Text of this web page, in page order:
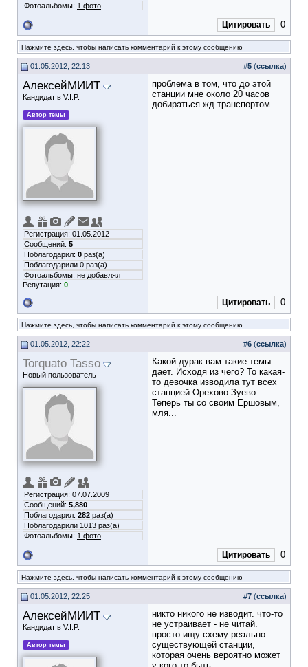
Фотоальбомы: 1 фото
Цитировать 0
Нажмите здесь, чтобы написать комментарий к этому сообщению
01.05.2012, 22:13 #5 (ссылка)
АлексейМИИТ
Кандидат в V.I.P.
Автор темы
Регистрация: 01.05.2012
Сообщений: 5
Поблагодарил: 0 раз(а)
Поблагодарили 0 раз(а)
Фотоальбомы: не добавлял
Репутация: 0
проблема в том, что до этой
станции мне около 20 часов
добираться жд транспортом
Цитировать 0
Нажмите здесь, чтобы написать комментарий к этому сообщению
01.05.2012, 22:22 #6 (ссылка)
Torquato Tasso
Новый пользователь
Регистрация: 07.07.2009
Сообщений: 5,880
Поблагодарил: 282 раз(а)
Поблагодарили 1013 раз(а)
Фотоальбомы: 1 фото
Какой дурак вам такие темы
дает. Исходя из чего? То какая-
то девочка изводила тут всех
станцией Орехово-Зуево.
Теперь ты со своим Ершовым,
мля...
Цитировать 0
Нажмите здесь, чтобы написать комментарий к этому сообщению
01.05.2012, 22:25 #7 (ссылка)
АлексейМИИТ
Кандидат в V.I.P.
Автор темы
никто никого не изводит. что-то
не устраивает - не читай.
просто ищу схему реально
существующей станции,
которая очень вероятно может